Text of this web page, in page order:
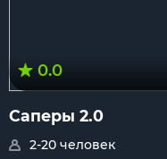
0.0
Саперы 2.0
2-20 человек